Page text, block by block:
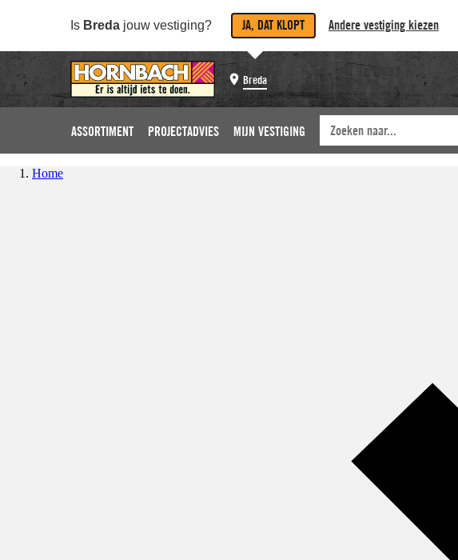
Is Breda jouw vestiging? JA, DAT KLOPT Andere vestiging kiezen
Breda
ASSORTIMENT PROJECTADVIES MIJN VESTIGING
Home